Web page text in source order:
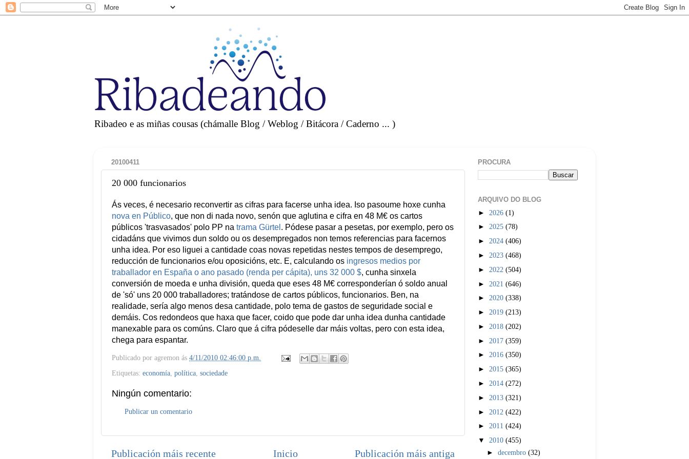
Ribadeo e as miñas cousas (chámalle Blog / Weblog / Bitácora / Caderno ... )
20100411
20 000 funcionarios
Ás veces, é necesario reconvertir as cifras para facerse unha idea. Iso pasoume hoxe cunha
nova en Público, que non di nada novo, senón que aglutina e cifra en 48 M€ os cartos
públicos 'trasvasados' polo PP na trama Gürtel . Pódese pasar a pesetas, por exemplo, pero os
cidadáns que vivimos dun soldo ou os desempregados non temos referencias para facernos
unha idea. Por eso liguei a cantidade coas novas repetidas nestes tempos de desemprego,
reducción de funcionarios e/ou oposicións, etc. E, calculando os ingresos medios por
traballador en España o ano pasado (renda per cápita), uns 32 000 $, cunha sinxela
conversión de moeda e unha división, queda que eses 48 M€ corresponderían ó soldo anual
de 'só' uns 20 000 traballadores; tratándose de cartos públicos, funcionarios. Ben, na
realidade, sería algo menos desa cantidade, polo tema de gastos de seguridade social e
demáis. Cos redondeos que haxa que facer, coido que pode dar unha idea dunha cantidade
manexable para os comúns. Claro que á cifra pódeselle dar máis voltas, pero con esta idea,
chega para espantar.
Publicado por agremon ás 4/11/2010 02:46:00 p.m.
Etiquetas: economía política sociedade
Ningún comentario:
Publicar un comentario
Publicación máis recente Publicación máis antiga
Inicio
PROCURA
ARQUIVO DO BLOG
► 2026 (1)
► 2025 (78)
► 2024 (406)
► 2023 (468)
► 2022 (504)
► 2021 (646)
► 2020 (338)
► 2019 (213)
► 2018 (202)
► 2017 (359)
► 2016 (350)
► 2015 (365)
► 2014 (272)
► 2013 (321)
► 2012 (422)
► 2011 (424)
▼ 2010 (455)
►decembro(32)